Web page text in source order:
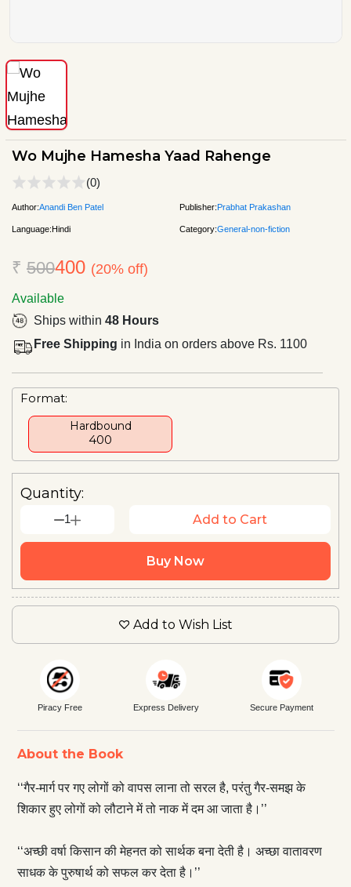
Wo Mujhe Hamesha Yaad Rahenge
(0)
Author:Anandi Ben Patel Publisher:Prabhat Prakashan
Language:Hindi Category:General-non-fiction
₹ 500400 (20% off)
Available
Ships within 48 Hours
Free Shipping in India on orders above Rs. 1100
Format:
Hardbound
₹400
Quantity:
1 Add to Cart
Buy Now
Add to Wish List
Piracy Free Express Delivery Secure Payment
About the Book
‘‘गैर-मार्ग पर गए लोगों को वापस लाना तो सरल है, परंतु गैर-समझ के
शिकार हुए लोगों को लौटाने में तो नाक में दम आ जाता है।’’
‘‘अच्छी वर्षा किसान की मेहनत को सार्थक बना देती है। अच्छा वातावरण
साधक के पुरुषार्थ को सफल कर देता है।’’